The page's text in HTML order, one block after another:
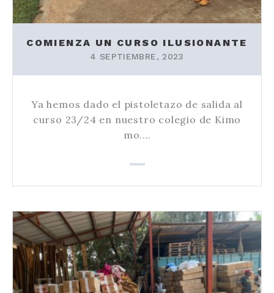
COMIENZA UN CURSO ILUSIONANTE
4 SEPTIEMBRE, 2023
Ya hemos dado el pistoletazo de salida al
curso 23/24 en nuestro colegio de Kimo
mo.…